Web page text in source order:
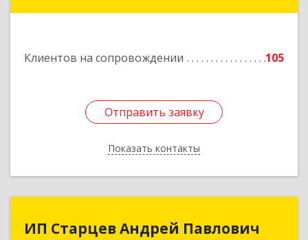
Клиентов на сопровождении 105
Отправить заявку
Показать контакты
Отправить заявку
Назад
ИП Старцев Андрей Павлович
ИП Старцев Андрей Павлович